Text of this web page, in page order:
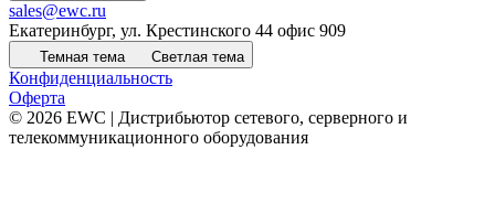
sales@ewc.ru
Екатеринбург, ул. Крестинского 44 офис 909
Темная тема Светлая тема
Конфиденциальность
Оферта
© 2026 EWC | Дистрибьютор сетевого, серверного и
телекоммуникационного оборудования